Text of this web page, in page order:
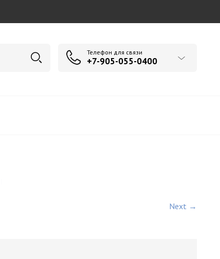
Телефон для связи
+7-905-055-0400
Next →